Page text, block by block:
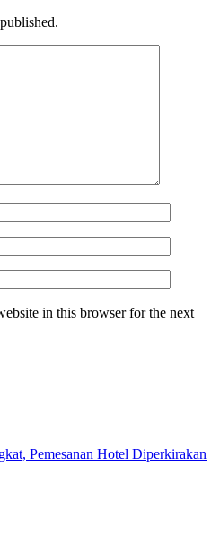
in this browser for the next
Pemesanan Hotel Diperkirakan